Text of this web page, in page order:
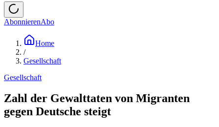
AbonnierenAbo
Home
/
Gesellschaft
Gesellschaft
Zahl der Gewalttaten von Migranten
gegen Deutsche steigt